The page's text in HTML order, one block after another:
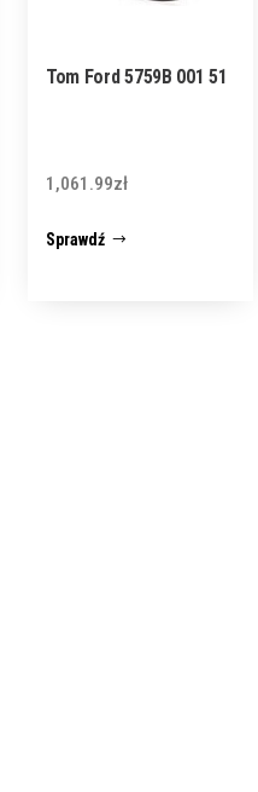
Tom Ford 5759B 001 51
1,061.99zł
Sprawdź